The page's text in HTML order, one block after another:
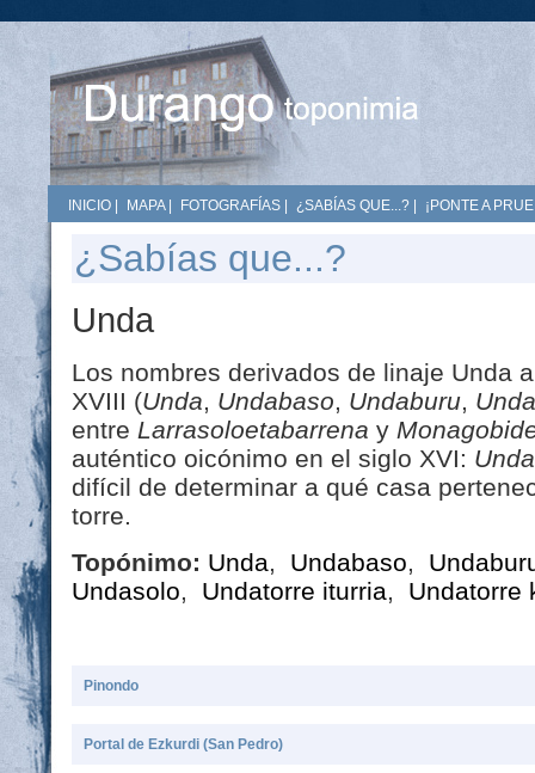
INICIO MAPA| FOTOGRAFÍAS ¿SABÍAS QUE...? ¡PONTE A
¿Sabías que...?
Unda
Los nombres derivados de linaje Unda
XVIII (Unda, Undabaso, Undaburu,
entre Larrasoloetabarrena y
auténtico oicónimo en el siglo XVI:
difícil de determinar a qué casa
torre.
Topónimo: Unda, Undabaso,
Undasolo, Undatorre iturria, Undatorre
Pinondo
Portal de Ezkurdi (San Pedro)